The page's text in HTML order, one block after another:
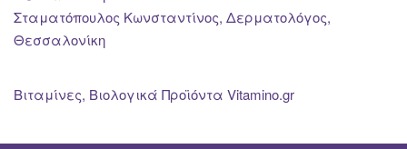
Σταματόπουλος Κωνσταντίνος, Δερματολόγος,
Θεσσαλονίκη
Βιταμίνες, Βιολογικά Προϊόντα Vitamino.gr